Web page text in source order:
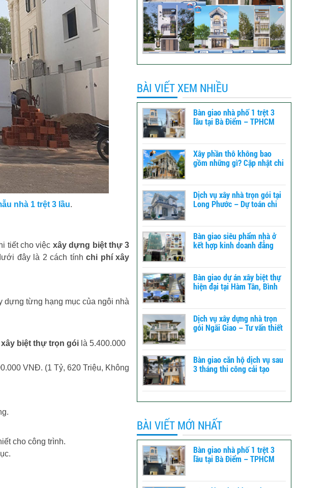
nhà 1 trệt 3 lầu.
tiết cho việc xây dựng biệt thự 3
đây là 2 cách tínhchi phí xây
dựng từng hạng mục của ngôi nhà
biệt thự trọn gói là 5.400.000
VNĐ. (1 Tỷ, 620 Triệu, Không
cho công trình.
BÀI VIẾT XEM NHIỀU
Bàn giao nhà phố 1 trệt 3
lầu tại Bà Điểm – TPHCM
Xây phần thô không bao
gồm những gì? Cập nhật chi
Dịch vụ xây nhà trọn gói tại
Long Phước – Dự toán chi
Bàn giao siêu phẩm nhà ở
kết hợp kinh doanh đẳng
Bàn giao dự án xây biệt thự
hiện đại tại Hàm Tân, Bình
Dịch vụ xây dựng nhà trọn
gói Ngãi Giao – Tư vấn thiết
Bàn giao căn hộ dịch vụ sau
3 tháng thi công cải tạo
BÀI VIẾT MỚI NHẤT
Bàn giao nhà phố 1 trệt 3
lầu tại Bà Điểm – TPHCM